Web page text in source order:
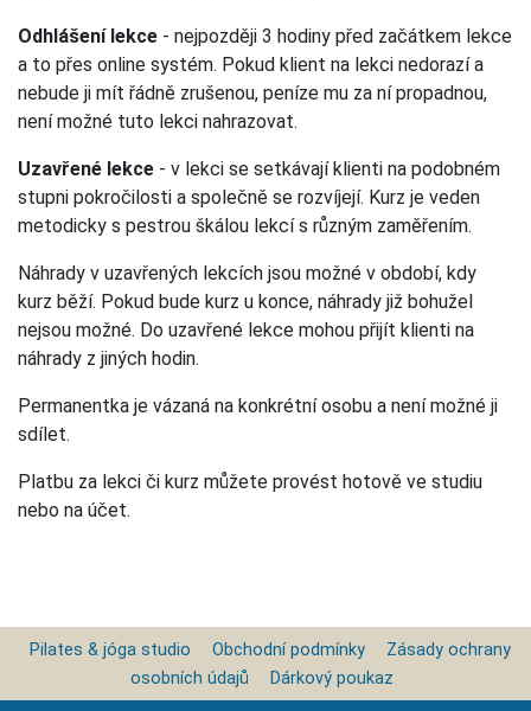
Odhlášení lekce - nejpozději 3 hodiny před začátkem lekce
a to přes online systém. Pokud klient na lekci nedorazí a
nebude ji mít řádně zrušenou, peníze mu za ní propadnou,
není možné tuto lekci nahrazovat.
Uzavřené lekce - v lekci se setkávají klienti na podobném
stupni pokročilosti a společně se rozvíjejí. Kurz je veden
metodicky s pestrou škálou lekcí s různým zaměřením.
Náhrady v uzavřených lekcích jsou možné v období, kdy
kurz běží. Pokud bude kurz u konce, náhrady již bohužel
nejsou možné. Do uzavřené lekce mohou přijít klienti na
náhrady z jiných hodin.
Permanentka je vázaná na konkrétní osobu a není možné ji
sdílet.
Platbu za lekci či kurz můžete provést hotově ve studiu
nebo na účet.
Pilates & jóga studio Obchodní podmínky
Zásady ochrany
osobních údajů
Dárkový poukaz